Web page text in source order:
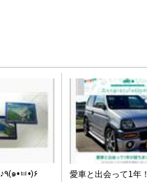
ダムカード集め♪٩(๑•ㅂ•)۶ 愛車と出会って1年！